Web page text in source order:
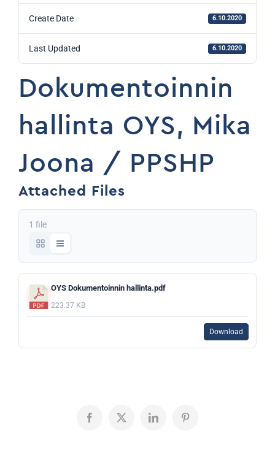
Create Date 6.10.2020
Last Updated 6.10.2020
Dokumentoinnin
hallinta OYS, Mika
Joona / PPSHP
Attached Files
1 file
OYS Dokumentoinnin hallinta.pdf
223.37 KB
Download
Facebook
X LinkedInPinterest